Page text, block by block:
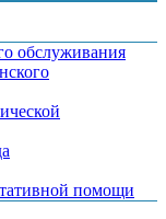
обслуживания
помощи